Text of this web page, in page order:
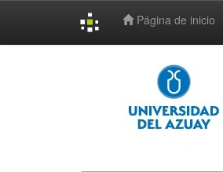
Página de inicio